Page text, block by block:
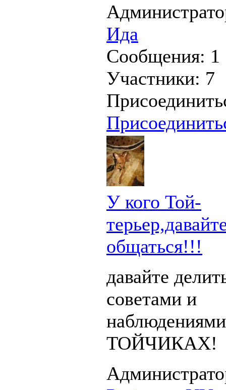
Ида
Сообщения: 1
Участники: 7
У кого Той-
общаться!!!
давайте
советами и
ТОЙЧИКАХ!